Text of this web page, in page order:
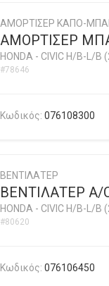
ΑΜΟΡΤΙΣΕΡ ΚΑΠΟ-
ΑΜΟΡΤΙΣΕΡ
HONDA - CIVIC H/B-L/B
#78646
Κωδικός: 076108300
ΒΕΝΤΙΛΑΤΕΡ
ΒΕΝΤΙΛΑΤΕΡ
HONDA - CIVIC H/B-L/B
#80620
Κωδικός: 076106450